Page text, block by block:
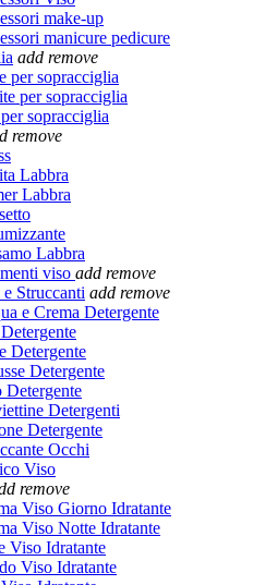
make-up
manicure pedicure
add remove
per sopracciglia
per sopracciglia
sopracciglia
remove
Labbra
Labbra
Labbra
viso add remove
Struccanti add remove
e Crema Detergente
Detergente
Detergente
Detergente
Detergenti
Detergente
Occhi
Viso
remove
Viso Giorno Idratante
Viso Notte Idratante
Viso Idratante
Viso Idratante